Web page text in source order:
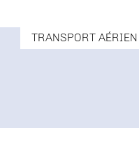
TRANSPORT AÉRIEN